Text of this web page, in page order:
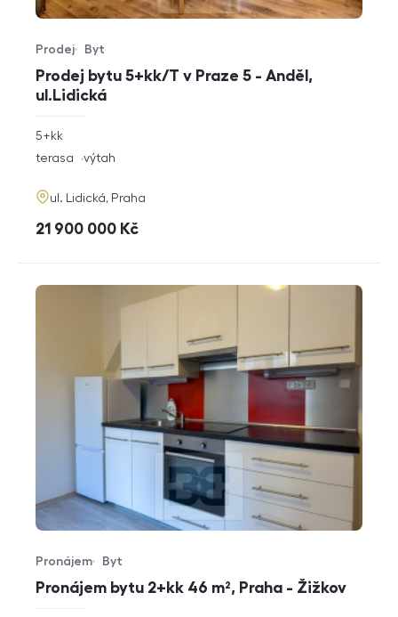
Prodej bytu 5+kk/T v Praze 5 - Anděl,
ul.Lidická
Typ nabídky
Prodej
Typ nemovitosti
Byt
rozměry
dispozice
5+kk
funkce
terasa výtah
adresa
ul. Lidická, Praha
cena
21 900 000 Kč
Pronájem bytu 2+kk 46 m², Praha - Žižkov
Typ nabídky
Pronájem
Typ nemovitosti
Byt